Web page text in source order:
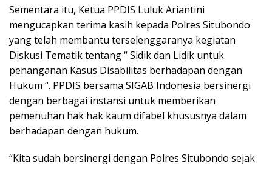
Sementara itu, Ketua PPDIS Luluk Ariantini
mengucapkan terima kasih kepada Polres Situbondo
yang telah membantu terselenggaranya kegiatan
Diskusi Tematik tentang “ Sidik dan Lidik untuk
penanganan Kasus Disabilitas berhadapan dengan
Hukum “. PPDIS bersama SIGAB Indonesia bersinergi
dengan berbagai instansi untuk memberikan
pemenuhan hak hak kaum difabel khususnya dalam
berhadapan dengan hukum.
“Kita sudah bersinergi dengan Polres Situbondo sejak